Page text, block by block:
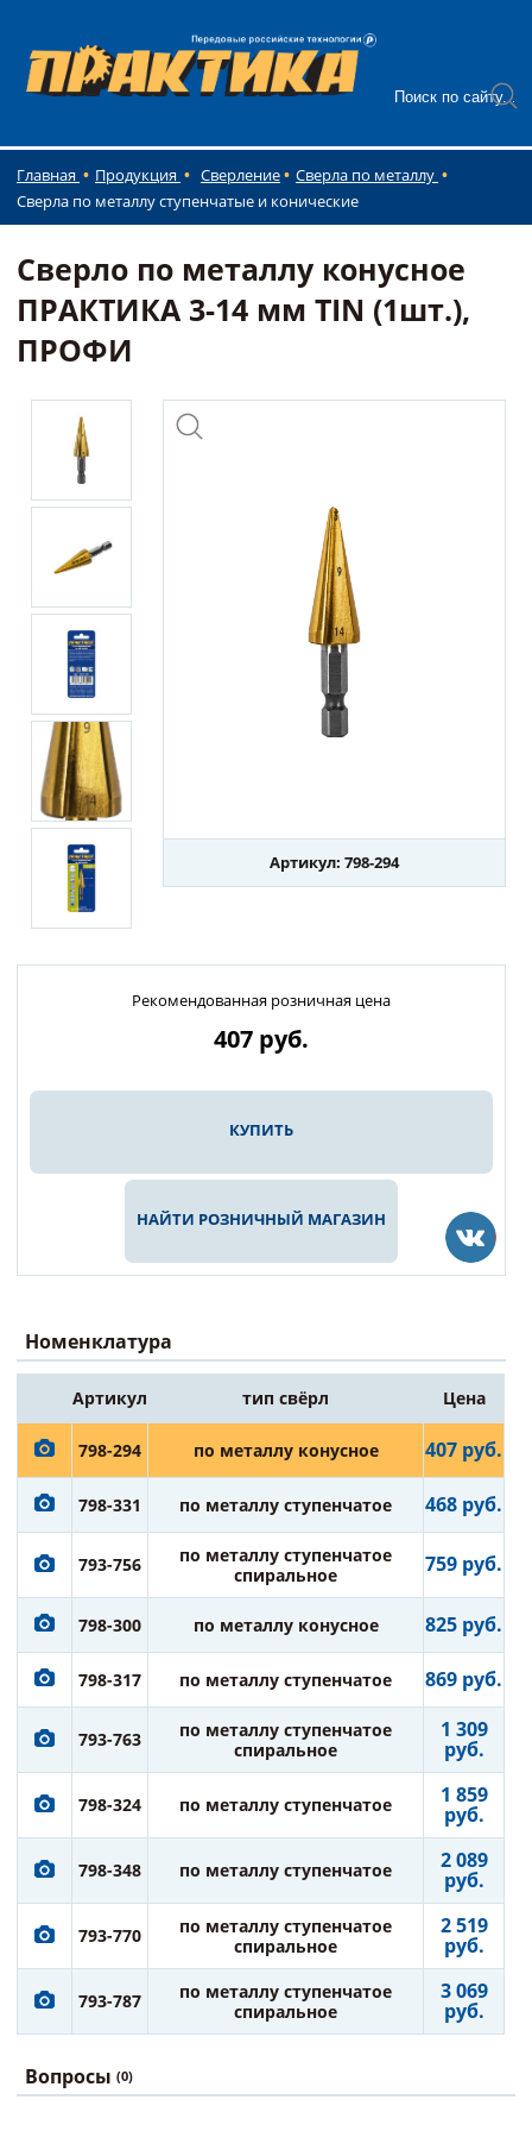
Главная Продукция Сверление
Сверла по металлу
Сверла по металлу ступенчатые и конические
Сверло по металлу конусное
ПРАКТИКА 3-14 мм TIN (1шт.),
ПРОФИ
Артикул: 798-294
Рекомендованная розничная цена
407 руб.
КУПИТЬ
НАЙТИ РОЗНИЧНЫЙ МАГАЗИН
Номенклатура
Артикул тип свёрл Цена
798-294 по металлу конусное 407 руб.
798-331 по металлу ступенчатое 468 руб.
793-756
по металлу ступенчатое
спиральное
759 руб.
798-300 по металлу конусное 825 руб.
798-317 по металлу ступенчатое 869 руб.
793-763
по металлу ступенчатое
спиральное
1 309
руб.
798-324 по металлу ступенчатое 1 859
руб.
798-348 по металлу ступенчатое 2 089
руб.
793-770
по металлу ступенчатое
спиральное
2 519
руб.
793-787
по металлу ступенчатое
спиральное
3 069
руб.
Вопросы (0)